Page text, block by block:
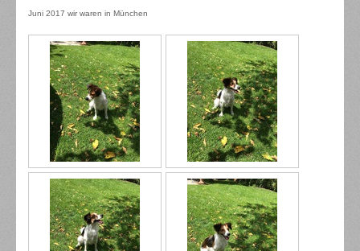
Juni 2017 wir waren in München